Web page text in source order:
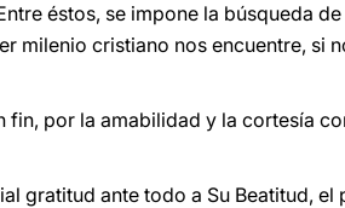
éstos, se impone la búsqueda
milenio cristiano nos encuentre, si
fin, por la amabilidad y la cortesía
gratitud ante todo a Su Beatitud,